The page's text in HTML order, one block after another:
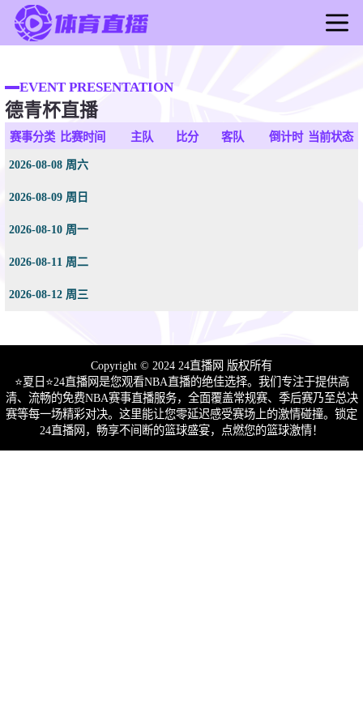
足球直播
篮球直播
足球录像
篮球新闻
EVENT PRESENTATION
德青杯直播
赛事分类 比赛时间 主队 比分 客队 倒计时 当前状态
2026-08-08 周六
2026-08-09 周日
2026-08-10 周一
2026-08-11 周二
2026-08-12 周三
Copyright © 2024 24直播网 版权所有
⭐️夏日⭐24直播网是您观看NBA直播的绝佳选择。我们专注于提供高
清、流畅的免费NBA赛事直播服务，全面覆盖常规赛、季后赛乃至总决
赛等每一场精彩对决。这里能让您零延迟感受赛场上的激情碰撞。锁定
24直播网，畅享不间断的篮球盛宴，点燃您的篮球激情！